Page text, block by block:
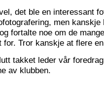
det ble en interessant
men
fortalte noe om de
for. Tror kanskje at flere
takket leder vår
av klubben.